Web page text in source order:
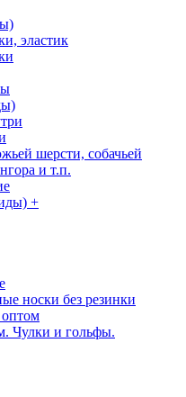
эластик
шерсти, собачьей
и т.п.
+
носки без резинки
Чулки и гольфы.